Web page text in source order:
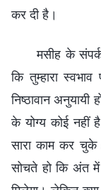
कर दी है।
मसीह के
कि तुम्हारा
निष्ठावान
के योग्य कोई नहीं
सारा काम कर चुके
सोचते हो कि अंत